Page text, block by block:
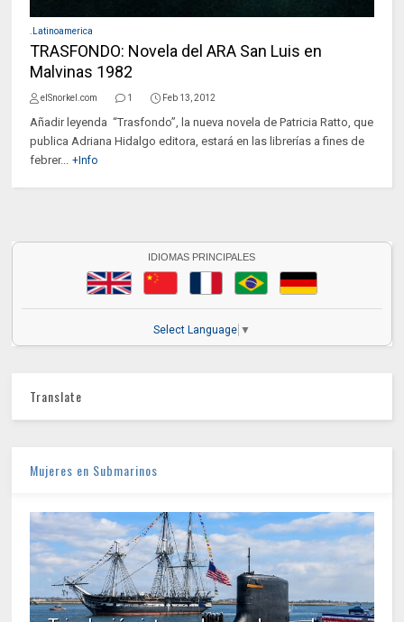
.Latinoamerica
TRASFONDO: Novela del ARA San Luis en
Malvinas 1982
elSnorkel.com 1 Feb 13, 2012
Añadir leyenda “Trasfondo”, la nueva novela de Patricia Ratto, que
publica Adriana Hidalgo editora, estará en las librerías a fines de
febrer... +Info
IDIOMAS PRINCIPALES
Select Language ▼
Translate
Mujeres en Submarinos